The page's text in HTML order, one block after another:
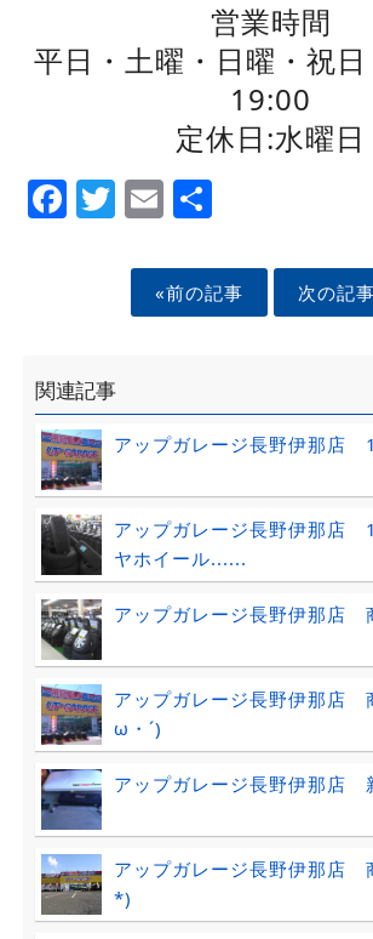
営業時間
平日・土曜・日曜・祝
19:00
定休日:水曜日
Facebook
Twitter
EmailShare
«前の記事 次の記
関連記事
アップガレージ長野伊那店
アップガレージ長野伊那店
ヤホイール......
アップガレージ長野伊那店
アップガレージ長野伊那店
ω・´)ゞ
アップガレージ長野伊那店
アップガレージ長野伊那店
*)